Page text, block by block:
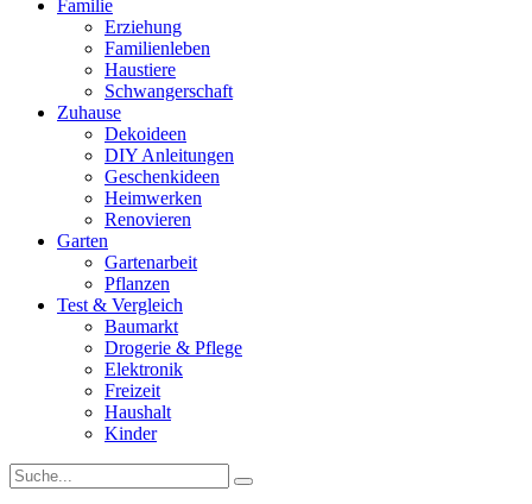
Familie
Erziehung
Familienleben
Haustiere
Schwangerschaft
Zuhause
Dekoideen
DIY Anleitungen
Geschenkideen
Heimwerken
Renovieren
Garten
Gartenarbeit
Pflanzen
Test & Vergleich
Baumarkt
Drogerie & Pflege
Elektronik
Freizeit
Haushalt
Kinder